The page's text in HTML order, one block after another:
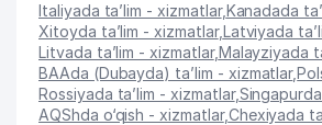
Italiyada ta’lim - xizmatlar,Kanadada
Xitoyda ta’lim - xizmatlar,Latviyada
Litvada ta’lim - xizmatlar,Malayziyada
BAAda (Dubayda) ta’lim - xizmatlar,
Rossiyada ta’lim - xizmatlar,
AQShda o‘qish - xizmatlar,Chexiyada